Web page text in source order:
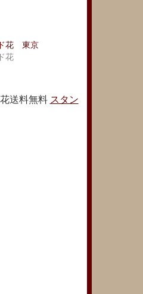
花 東京
花
送料無料 スタン